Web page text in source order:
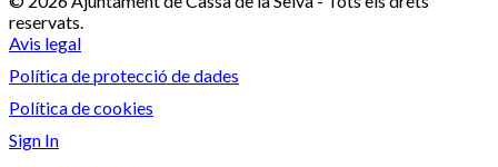
reservats.
Avis legal
Política de protecció de dades
Política de cookies
Sign In